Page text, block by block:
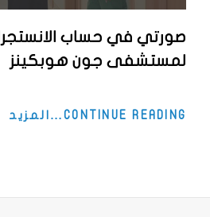
صورتي في حساب
لمستشفى جون هوبكينز
CONTINUE READING…المزيد